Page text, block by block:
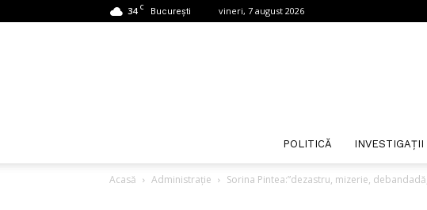
34 C București vineri, 7 august 2026
POLITICĂ INVESTIGAȚII
Acasă Administrație Sorina Pintea:”dezastru, mizerie,